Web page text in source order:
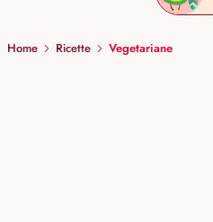
Home Ricette Vegetariane